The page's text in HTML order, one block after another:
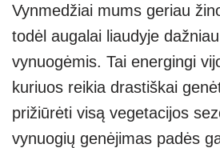
at
s
A
p
p
p
e
e
gr
a
m
er ss
e
n
g
er
e
Vynmedžiai mums geriau
todėl augalai liaudyje
vynuogėmis. Tai energingi
kuriuos reikia drastiškai
prižiūrėti visą vegetacijos
vynuogių genėjimas padės